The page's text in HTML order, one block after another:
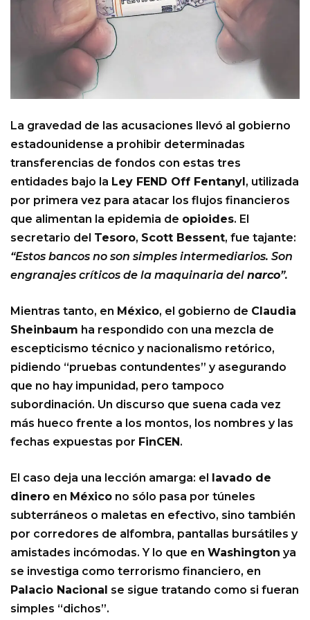
La gravedad de las acusaciones llevó al gobierno
estadounidense a prohibir determinadas
transferencias de fondos con estas tres
entidades bajo la Ley FEND Off Fentanyl , utilizada
por primera vez para atacar los flujos financieros
que alimentan la epidemia de opioides. El
secretario del Tesoro, Scott Bessent, fue tajante:
“Estos bancos no son simples intermediarios. Son
engranajes críticos de la maquinaria del narco”.
Mientras tanto, en México, el gobierno de Claudia
Sheinbaum ha respondido con una mezcla de
escepticismo técnico y nacionalismo retórico,
pidiendo “pruebas contundentes” y asegurando
que no hay impunidad, pero tampoco
subordinación. Un discurso que suena cada vez
más hueco frente a los montos, los nombres y las
fechas expuestas por FinCEN .
El caso deja una lección amarga: el
lavado de
dinero en México no sólo pasa por túneles
subterráneos o maletas en efectivo, sino también
por corredores de alfombra, pantallas bursátiles y
amistades incómodas. Y lo que en Washington ya
se investiga como terrorismo financiero, en
Palacio Nacional se sigue tratando como si fueran
simples “dichos”.